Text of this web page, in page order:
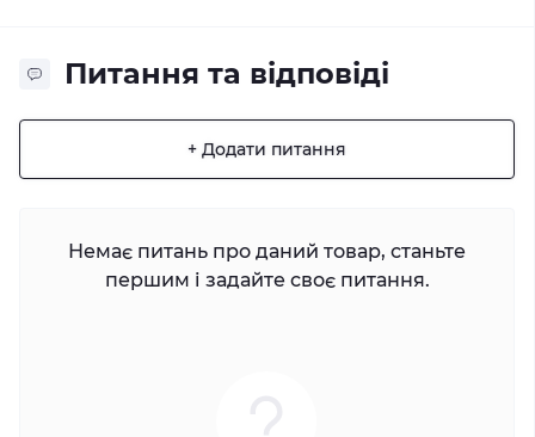
Питання та відповіді
+ Додати питання
Немає питань про даний товар, станьте
першим і задайте своє питання.